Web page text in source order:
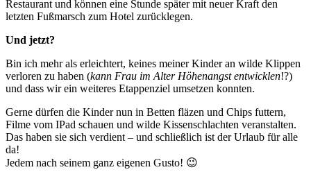
Restaurant und können eine Stunde später mit neuer Kraft den
letzten Fußmarsch zum Hotel zurücklegen.
Und jetzt?
Bin ich mehr als erleichtert, keines meiner Kinder an wilde Klippen
verloren zu haben (kann Frau im Alter Höhenangst entwicklen!?)
und dass wir ein weiteres Etappenziel umsetzen konnten.
Gerne dürfen die Kinder nun in Betten fläzen und Chips futtern,
Filme vom IPad schauen und wilde Kissenschlachten veranstalten.
Das haben sie sich verdient – und schließlich ist der Urlaub für alle
da!
Jedem nach seinem ganz eigenen Gusto! 😉